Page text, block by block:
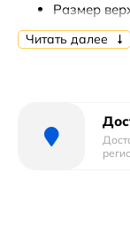
Размер
Форма:
Шарнирное
Монтаж: на
В комплекте
Читать далее